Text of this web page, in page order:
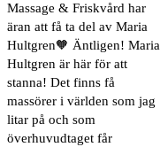
Massage & Friskvård har
äran att få ta del av Maria
Hultgren🧡 Äntligen! Maria
Hultgren är här för att
stanna! Det finns få
massörer i världen som jag
litar på och som
överhuvudtaget får